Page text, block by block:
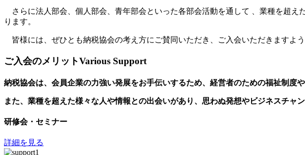
さらに法人部会、個人部会、青年部会といった各部会活動を通して 、業種を超
ります。
皆様には、ぜひとも納税協会の考え方にご賛同いただき、ご入会いただきますよう
ご入会のメリットVarious Support
納税協会は、会員企業の力強い発展をお手伝いするため、経営者のための福祉制度
また、業種を超えた様々な人や情報との出会いがあり、思わぬ発想やビジネスチャ
研修会・セミナー
詳細を見る